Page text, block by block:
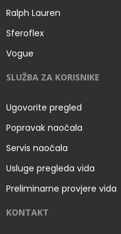
Ralph Lauren
Sferoflex
Vogue
SLUŽBA ZA KORISNIKE
Ugovorite pregled
Popravak naočala
Servis naočala
Usluge pregleda vida
Preliminarne provjere vida
KONTAKT